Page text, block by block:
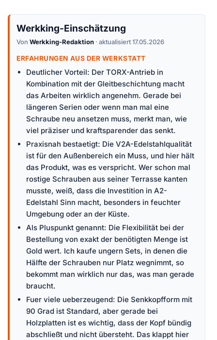
Werkking-Einschätzung
Von Werkking-Redaktion · aktualisiert 17.05.2026
ERFAHRUNGEN AUS DER WERKSTATT
Deutlicher Vorteil: Der TORX-Antrieb in
Kombination mit der Gleitbeschichtung macht
das Arbeiten wirklich angenehm. Gerade bei
längeren Serien oder wenn man mal eine
Schraube neu ansetzen muss, merkt man, wie
viel präziser und kraftsparender das senkt.
Praxisnah bestaetigt: Die V2A-Edelstahlqualität
ist für den Außenbereich ein Muss, und hier hält
das Produkt, was es verspricht. Wer schon mal
rostige Schrauben aus seiner Terrasse kanten
musste, weiß, dass die Investition in A2-
Edelstahl Sinn macht, besonders in feuchter
Umgebung oder an der Küste.
Als Pluspunkt genannt: Die Flexibilität bei der
Bestellung von exakt der benötigten Menge ist
Gold wert. Ich kaufe ungern Sets, in denen die
Hälfte der Schrauben nur Platz wegnimmt, so
bekommt man wirklich nur das, was man gerade
braucht.
Fuer viele ueberzeugend: Die Senkkopfform mit
90 Grad ist Standard, aber gerade bei
Holzplatten ist es wichtig, dass der Kopf bündig
abschließt und nicht übersteht. Das klappt hier